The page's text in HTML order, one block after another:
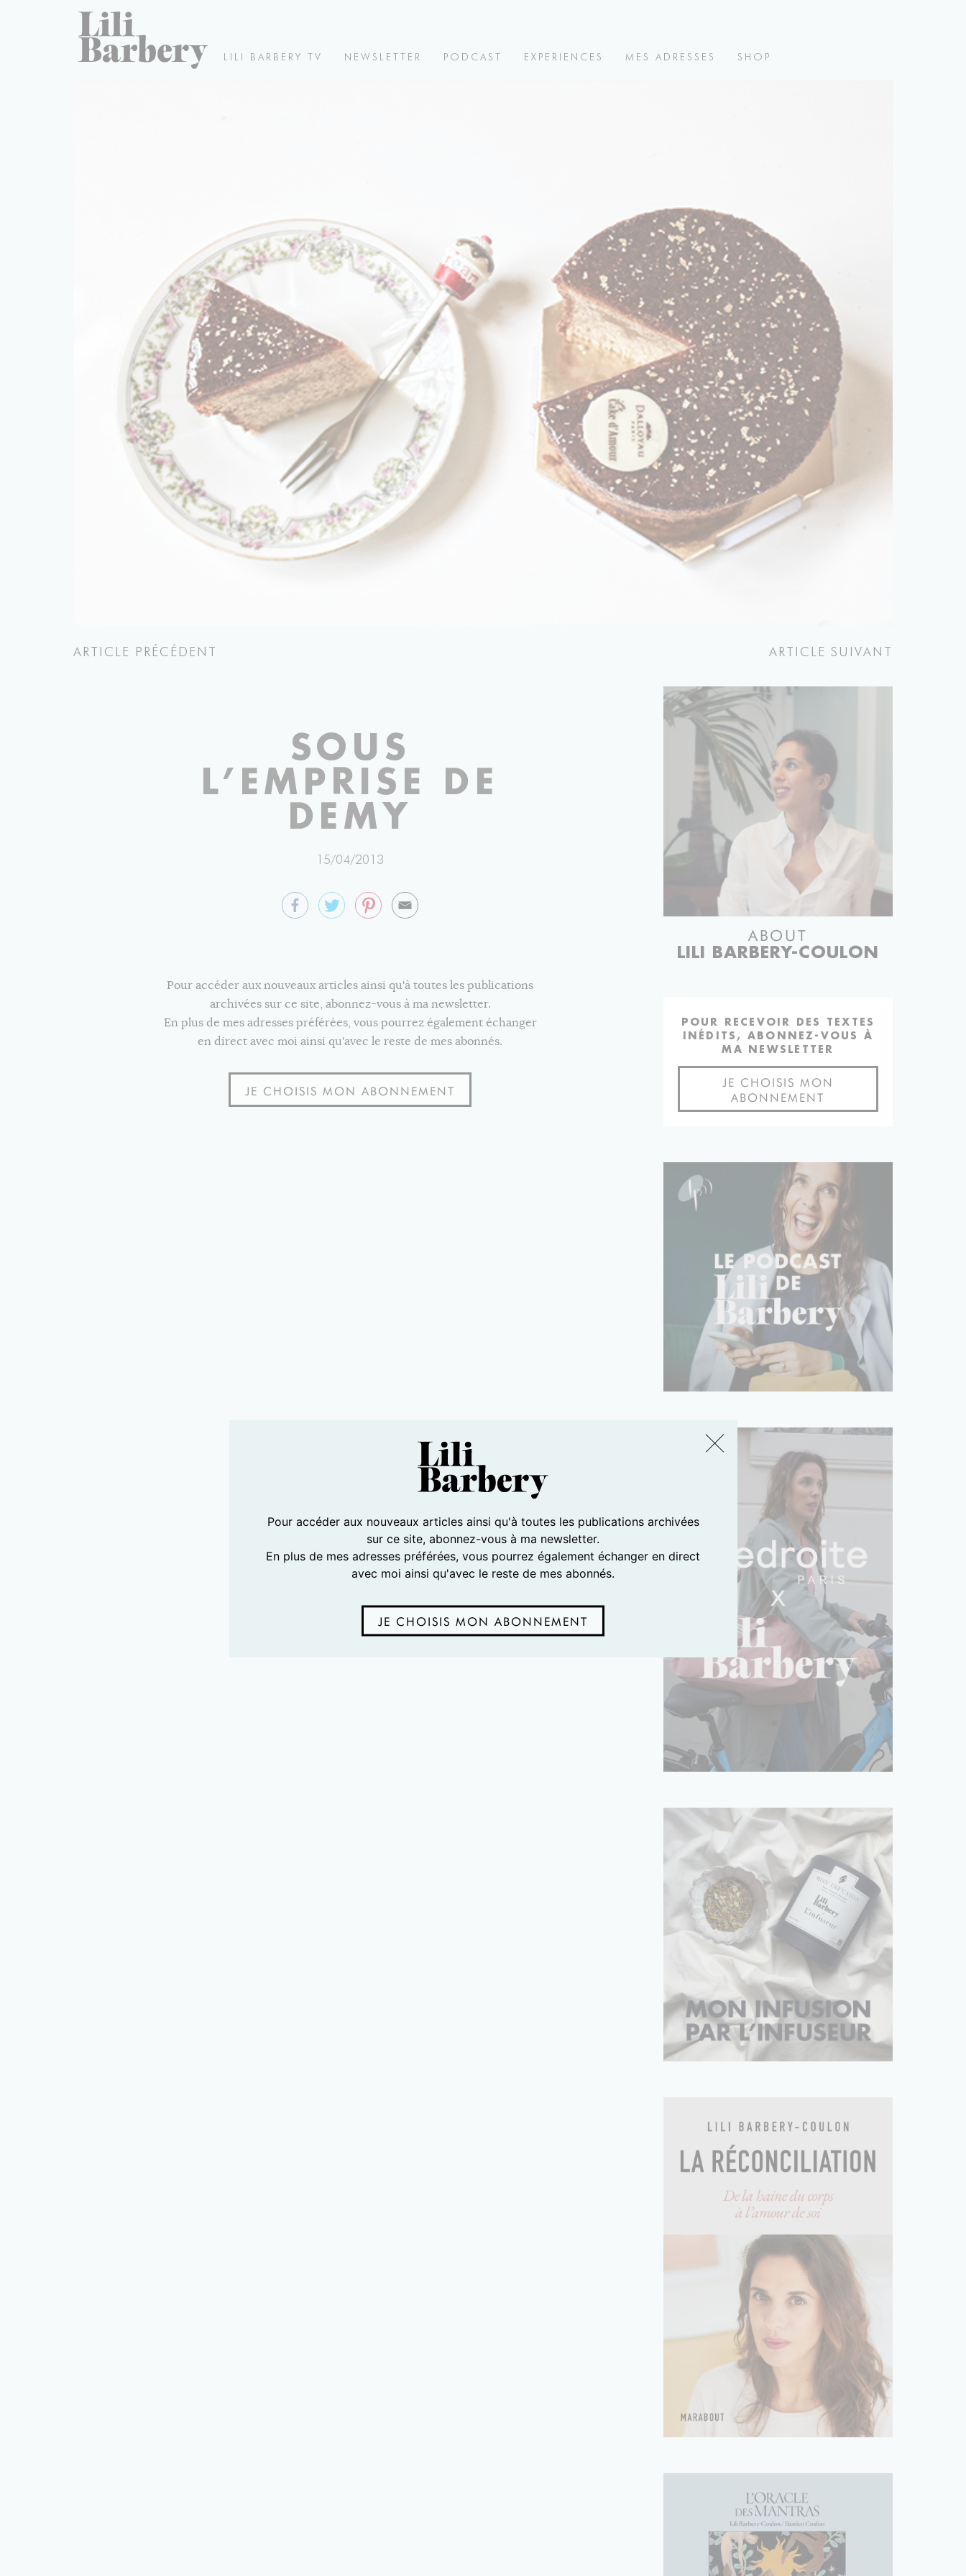
LILI BARBERY TV NEWSLETTER PODCAST EXPERIENCES MES ADRESSES SHOP
ARTICLE PRÉCÉDENT ARTICLE SUIVANT
SOUS
L’EMPRISE DE
DEMY
15/04/2013
Pour accéder aux nouveaux articles ainsi qu'à toutes les publications
archivées sur ce site, abonnez-vous à ma newsletter.
En plus de mes adresses préférées, vous pourrez également échanger
en direct avec moi ainsi qu'avec le reste de mes abonnés.
JE CHOISIS MON ABONNEMENT
Pour accéder aux nouveaux articles ainsi qu'à toutes les publications archivées
sur ce site, abonnez-vous à ma newsletter.
En plus de mes adresses préférées, vous pourrez également échanger en direct
avec moi ainsi qu'avec le reste de mes abonnés.
JE CHOISIS MON ABONNEMENT
ABOUT
LILI BARBERY-COULON
POUR RECEVOIR DES TEXTES
INÉDITS, ABONNEZ-VOUS À
MA NEWSLETTER
JE CHOISIS MON
ABONNEMENT